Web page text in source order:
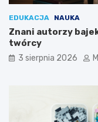
EDUKACJA NAUKA
Znani autorzy
twórcy
3 sierpnia 2026